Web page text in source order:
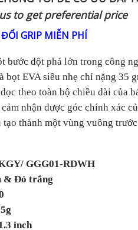
to get preferential price
GRIP MIỄN PHÍ
bước đột phá lớn trong công
bọt EVA siêu nhẹ chỉ nặng 35
theo toàn bộ chiều dài của
nhận được góc chính xác
thành một vùng vuông
GGG01-RDWH
& Đỏ trắng
inch